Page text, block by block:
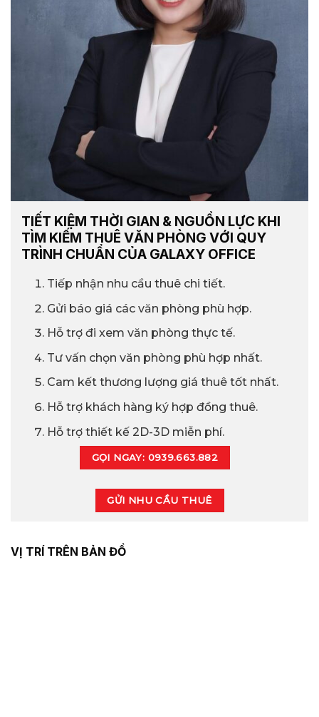
TIẾT KIỆM THỜI GIAN & NGUỒN LỰC KHI
TÌM KIẾM THUÊ VĂN PHÒNG VỚI QUY
TRÌNH CHUẨN CỦA GALAXY OFFICE
Tiếp nhận nhu cầu thuê chi tiết.
Gửi báo giá các văn phòng phù hợp.
Hỗ trợ đi xem văn phòng thực tế.
Tư vấn chọn văn phòng phù hợp nhất.
Cam kết thương lượng giá thuê tốt nhất.
Hỗ trợ khách hàng ký hợp đồng thuê.
Hỗ trợ thiết kế 2D-3D miễn phí.
GỌI NGAY: 0939.663.882
GỬI NHU CẦU THUÊ
VỊ TRÍ TRÊN BẢN ĐỒ